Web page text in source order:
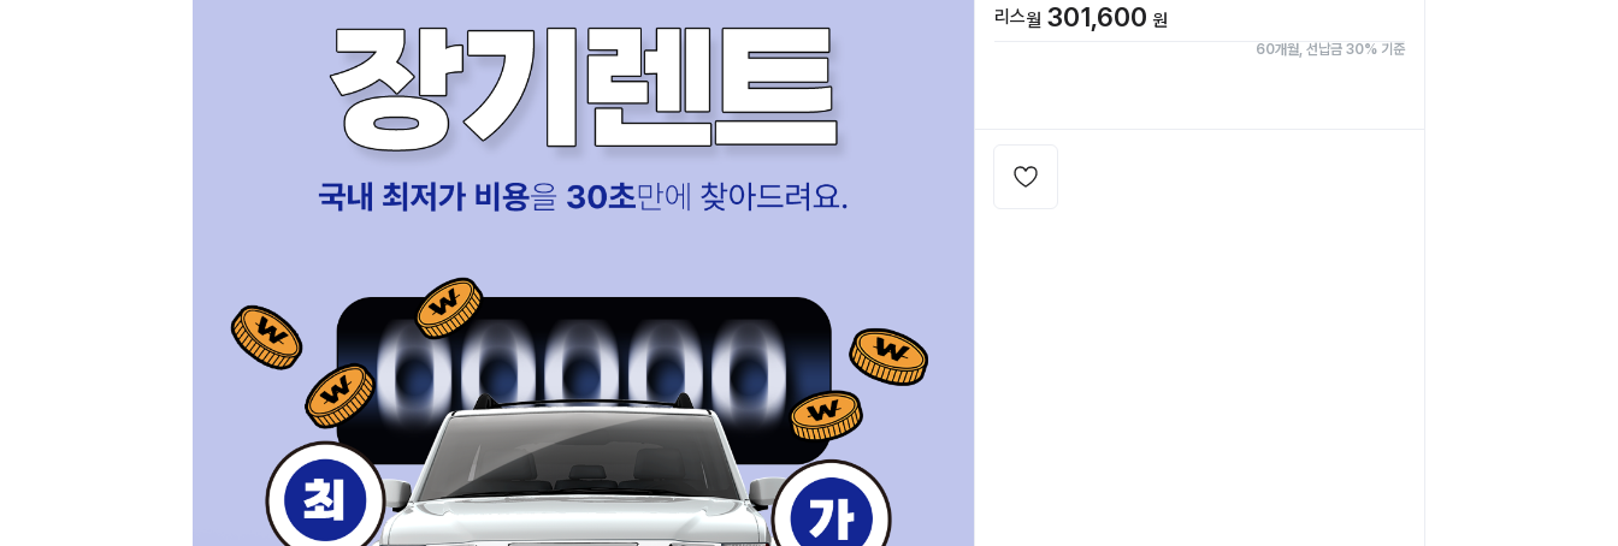
리스월 301,600 원
60개월, 선납금 30% 기준